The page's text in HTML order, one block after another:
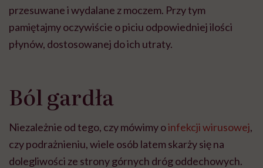
przesuwane i wydalane z moczem. Przy tym
pamiętajmy oczywiście o piciu odpowiedniej ilości
płynów, dostosowanej do ich utraty.
Ból gardła
Niezależnie od tego, czy mówimy oinfekcji wirusowej,
czy podrażnieniu, wiele osób latem skarży się na
dolegliwości ze strony górnych dróg oddechowych.